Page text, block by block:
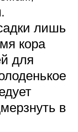
лишь
кора
для
в